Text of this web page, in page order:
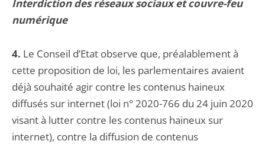
Interdiction des réseaux sociaux et couvre-feu
numérique
4. Le Conseil d’Etat observe que, préalablement à
cette proposition de loi, les parlementaires avaient
déjà souhaité agir contre les contenus haineux
diffusés sur internet (loi n° 2020-766 du 24 juin 2020
visant à lutter contre les contenus haineux sur
internet), contre la diffusion de contenus